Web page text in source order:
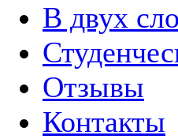
В двух
Отзывы
Контакты